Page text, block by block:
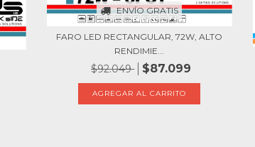
ENVÍO GRATIS
FARO LED RECTANGULAR, 72W, ALTO
RENDIMIE...
$92.049 $87.099